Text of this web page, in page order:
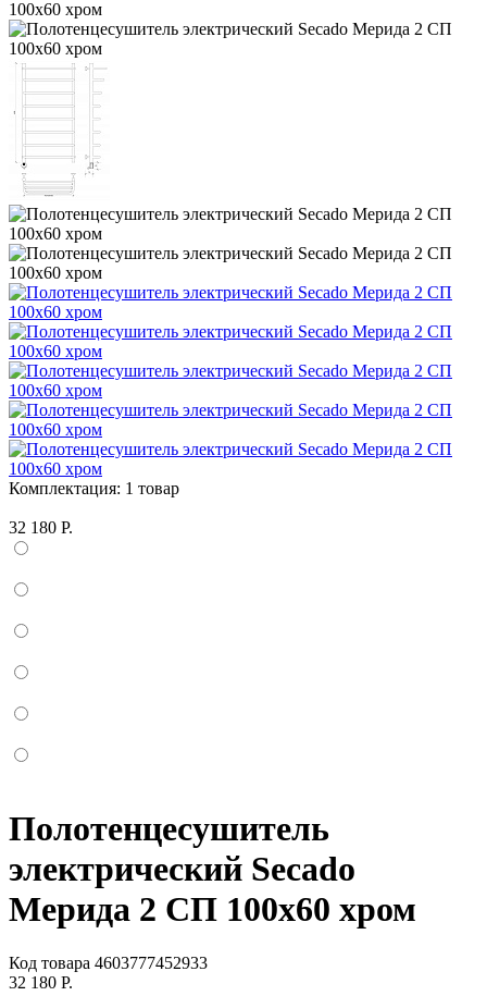
Комплектация: 1 товар
32 180 Р.
Полотенцесушитель
электрический Secado
Мерида 2 СП 100x60 хром
Код товара 4603777452933
32 180 Р.